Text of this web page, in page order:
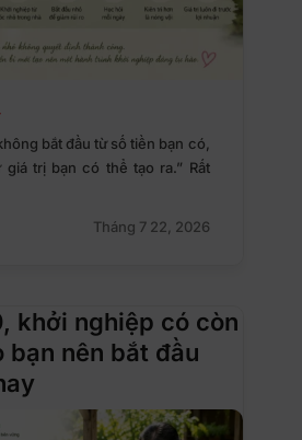
bắt đầu từ số tiền bạn có,
giá trị bạn có thể tạo ra.” Rất
Tháng 7 22, 2026
khởi nghiệp có còn
bạn nên bắt đầu